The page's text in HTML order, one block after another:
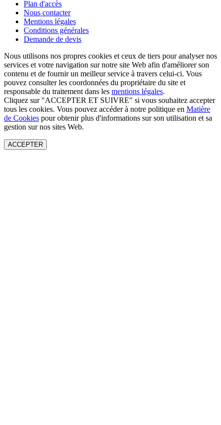
Plan d'accès
Nous contacter
Mentions légales
Conditions générales
Demande de devis
Nous utilisons nos propres cookies et ceux de tiers pour analyser nos
services et votre navigation sur notre site Web afin d'améliorer son
contenu et de fournir un meilleur service à travers celui-ci. Vous
pouvez consulter les coordonnées du propriétaire du site et
responsable du traitement dans les mentions légales.
Cliquez sur "ACCEPTER ET SUIVRE" si vous souhaitez accepter
tous les cookies. Vous pouvez accéder à notre politique en Matière
de Cookies pour obtenir plus d'informations sur son utilisation et sa
gestion sur nos sites Web.
ACCEPTER